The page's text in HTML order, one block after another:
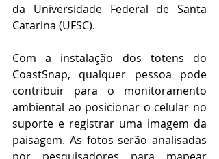
da Universidade Federal de Santa
Catarina (UFSC).
Com a instalação dos totens do
CoastSnap, qualquer pessoa pode
contribuir para o monitoramento
ambiental ao posicionar o celular no
suporte e registrar uma imagem da
paisagem. As fotos serão analisadas